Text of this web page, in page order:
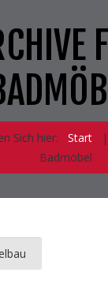
Sich hier: Start |
Badmöbel